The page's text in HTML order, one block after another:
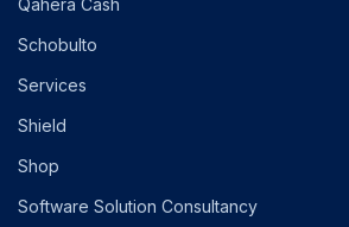
Qahera Cash
Schobulto
Services
Shield
Shop
Software Solution Consultancy